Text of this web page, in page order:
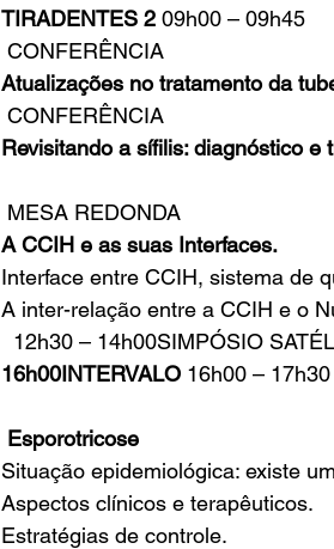
TIRADENTES 2 09h00 – 09h45
CONFERÊNCIA
Atualizações no tratamento da
CONFERÊNCIA
Revisitando a sífilis: diagnóstico e
MESA REDONDA
A CCIH e as suas Interfaces.
Interface entre CCIH, sistema de
A inter-relação entre a CCIH e o
12h30 – 14h00SIMPÓSIO
16h00INTERVALO 16h00 – 17h30
Esporotricose
Situação epidemiológica: existe
Aspectos clínicos e terapêuticos.
Estratégias de controle.